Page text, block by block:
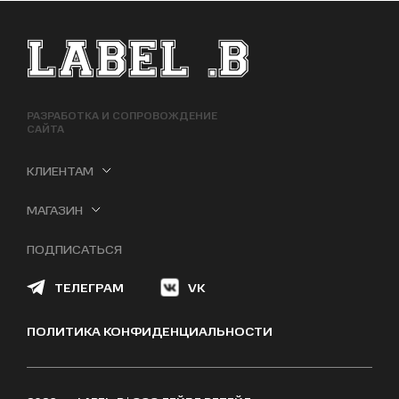
ФУТЕР САЙТА
РАЗРАБОТКА И СОПРОВОЖДЕНИЕ
САЙТА
КЛИЕНТАМ
МАГАЗИН
ПОДПИСАТЬСЯ
ТЕЛЕГРАМ VK
ПОЛИТИКА КОНФИДЕНЦИАЛЬНОСТИ